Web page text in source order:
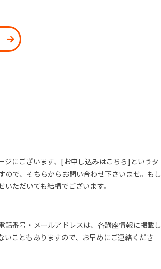
ジにございます、[お申し込みはこちら]というタ
で、そちらからお問い合わせ下さいませ。もし
ただいても結構でございます。
番号・メールアドレスは、各講座情報に掲載し
こともありますので、お早めにご連絡くださ